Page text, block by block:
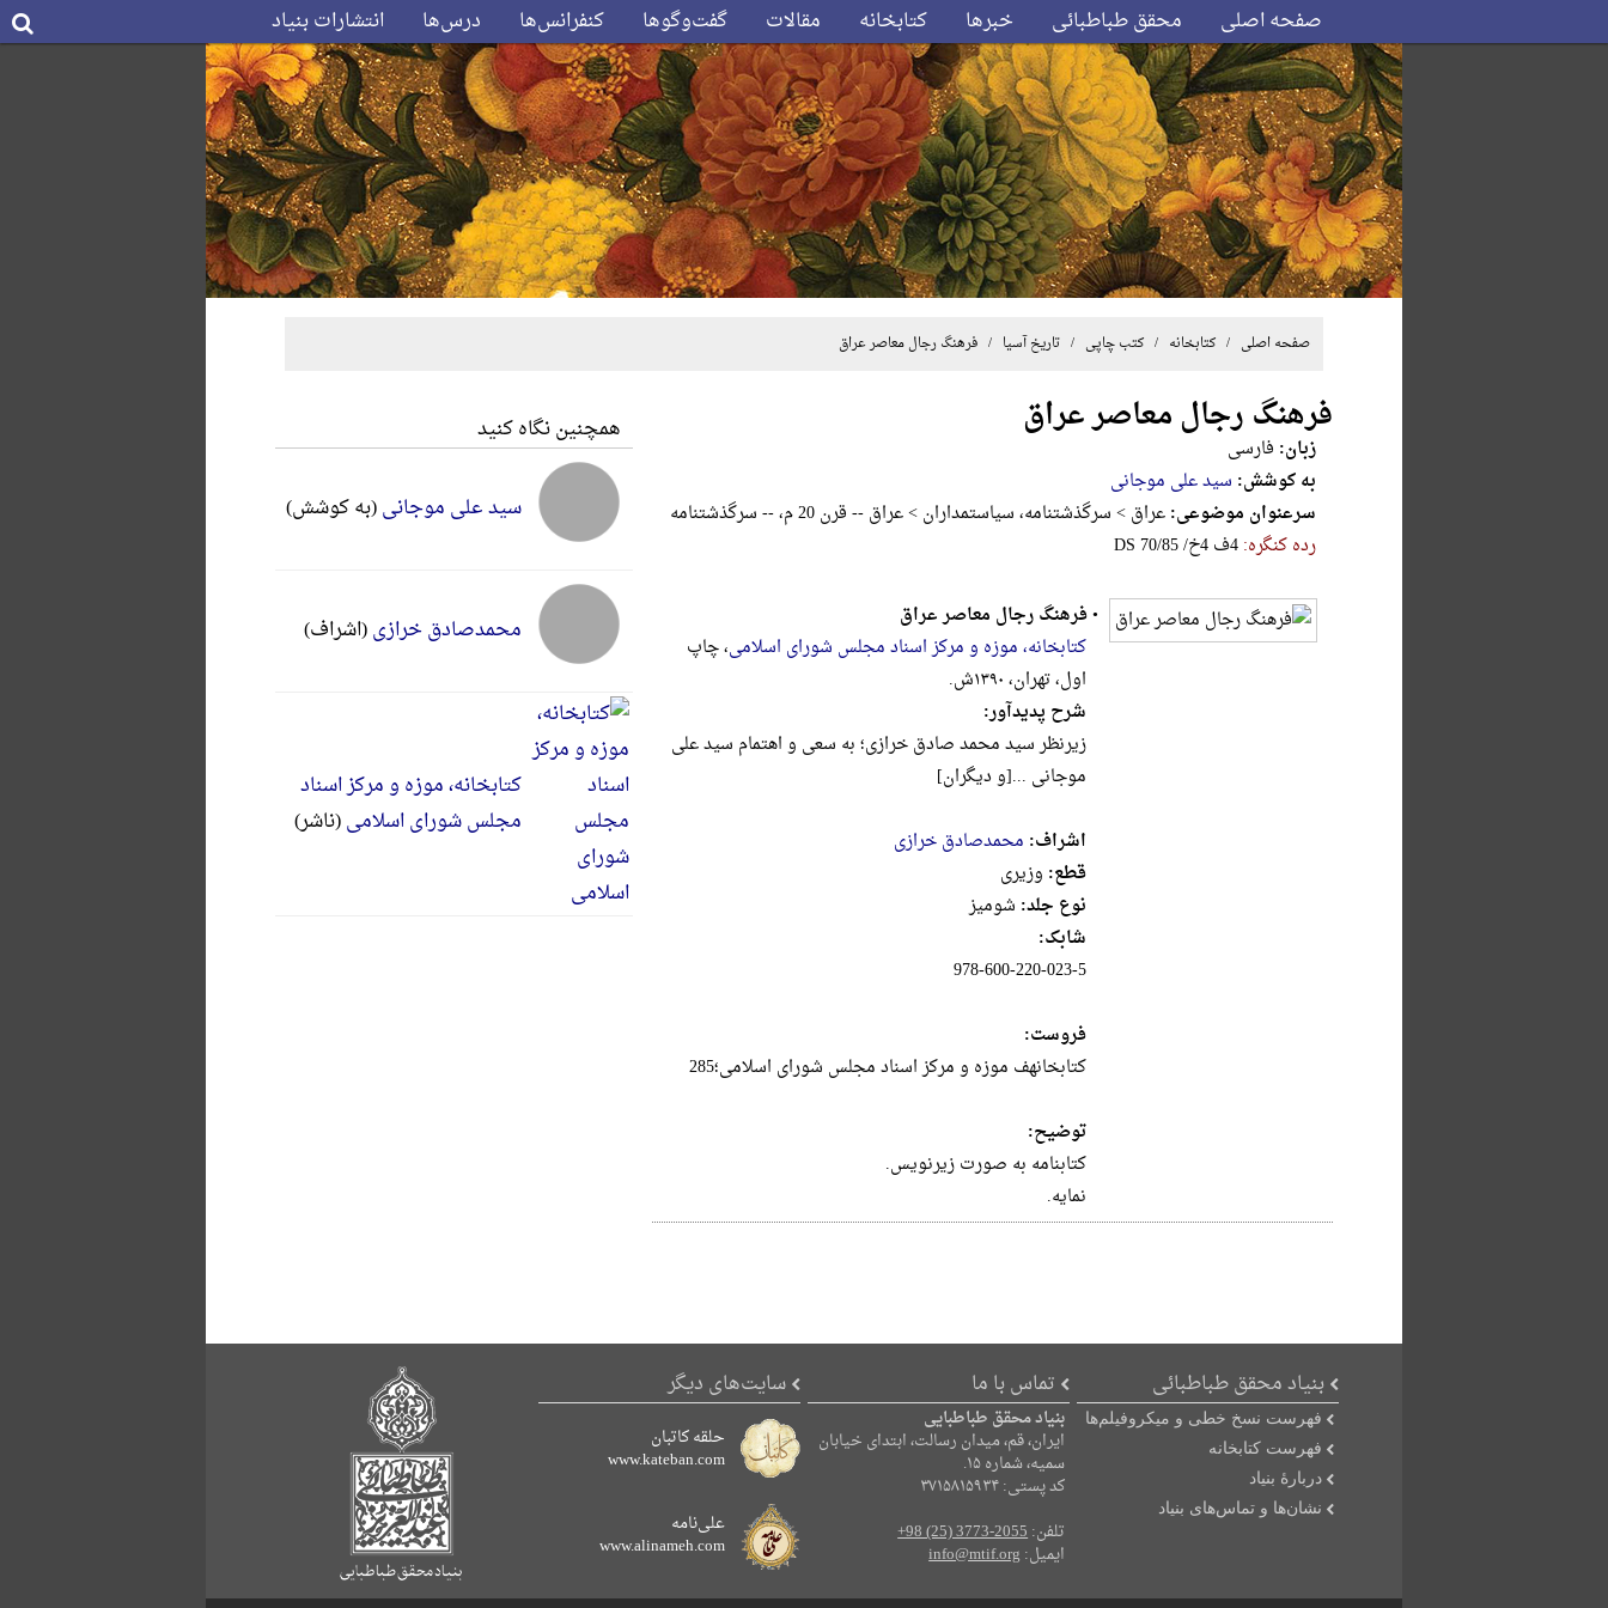
صفحه اصلی محقق طباطبائی خبرها کتابخانه مقالات گفت‌وگوها کنفرانس‌ها درس‌ها انتشارات بنیاد
صفحه اصلی / کتابخانه /کتب چاپی /تاریخ آسیا / فرهنگ رجال معاصر عراق
فرهنگ رجال معاصر عراق
زبان: فارسی
به کوشش: سید علی موجانی
سرعنوان موضوعی:عراق > سرگذشتنامه، سیاستمداران > عراق -- قرن 20 م، -- سرگذشتنامه
رده کنگره:‎D‎S‎ ‎7‎0‎/‎8‎5‎ ‎/‎خ‎4‎ ‎ف‎4
•فرهنگ رجال معاصر عراق
کتابخانه، موزه و مرکز اسناد مجلس شورای اسلامی، چاپ
اول، تهران، ۱۳۹۰ش.
شرح پدیدآور:
زیرنظر سید محمد صادق خرازی؛ به سعی و اهتمام سید علی
موجانی ...[و دیگران]
اشراف: محمدصادق خرازی
قطع: وزيرى
نوع جلد: شومیز
شابک:
978-600-220-023-5
فروست:
کتابخانهف موزه و مرکز اسناد مجلس شورای اسلامی؛285
توضیح:
کتابنامه به صورت زیرنویس.
نمایه.
همچنین نگاه کنید
سید علی موجانی(به کوشش)
محمدصادق خرازی(اشراف)
کتابخانه، موزه و مرکز اسناد
مجلس شورای اسلامی(ناشر)
بنیاد محقق طباطبائی
فهرست نسخ خطی و میکروفیلم‌ها
فهرست کتابخانه
دربارۀ بنیاد
نشان‌ها و تماس‌های بنیاد
تماس با ما
بنیاد محقق طباطبایی
ایران، قم، میدان رسالت، ابتدای خیابان
سمیه، شماره ۱۵.
کد پستی: ۳۷۱۵۸۱۵۹۳۴
تلفن:+98 (25) 3773-2055
ایمیل:info@mtif.org
سایت‌های دیگر
حلقه کاتبان
www.kateban.com
علی‌نامه
www.alinameh.com